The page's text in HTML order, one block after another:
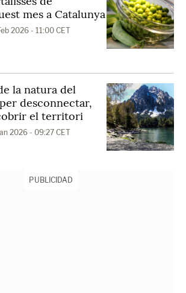
mes a Catalunya
2026 - 11:00 CET
la natura del
desconnectar,
el territori
2026 - 09:27 CET
PUBLICIDAD